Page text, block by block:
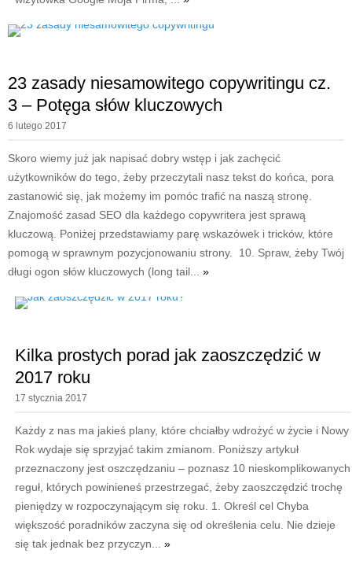
23 zasady niesamowitego copywritingu cz.
3 – Potęga słów kluczowych
6 lutego 2017
Skoro wiemy już jak napisać dobry wstęp i jak zachęcić
użytkowników do tego, żeby przeczytali nasz tekst do końca, pora
zastanowić się, jak możemy im pomóc trafić na naszą stronę.
Znajomość zasad SEO dla każdego copywritera jest sprawą
kluczową. Poniżej przedstawiamy parę wskazówek i tricków, które
pomogą w sprawnym pozycjonowaniu strony. 10. Spraw, żeby Twój
długi ogon słów kluczowych (long tail... »
Kilka prostych porad jak zaoszczędzić w
2017 roku
17 stycznia 2017
Każdy z nas ma jakieś plany, które chciałby wdrożyć w życie i Nowy
Rok wydaje się sprzyjać takim zmianom. Poniższy artykuł
przeznaczony jest oszczędzaniu – poznasz 10 nieskomplikowanych
reguł, których powinieneś przestrzegać, żeby zaoszczędzić trochę
pieniędzy w rozpoczynającym się roku. 1. Określ cel Chyba
większość poradników zaczyna się od określenia celu. Nie dzieje
się tak jednak bez przyczyn... »